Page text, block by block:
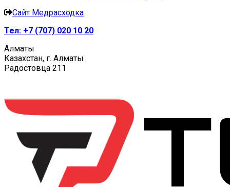
Сайт Медрасходка
Тел: +7 (707) 020 10 20
Алматы
Казахстан, г. Алматы
Радостовца 211